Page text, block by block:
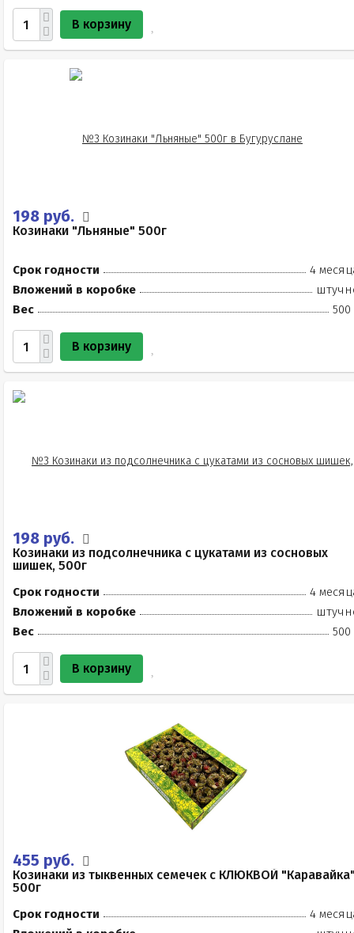
В корзину
198 руб.
Козинаки "Льняные" 500г
Срок годности
4
Вложений в коробке
Вес
500
В корзину
198 руб.
Козинаки из подсолнечника с цукатами из сосновых
шишек, 500г
Срок годности
4
Вложений в коробке
Вес
500
В корзину
455 руб.
Козинаки из тыквенных семечек с КЛЮКВОЙ
500г
Срок годности
4